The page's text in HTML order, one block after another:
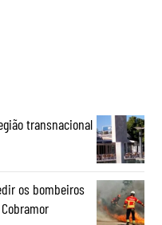
transnacional
os bombeiros